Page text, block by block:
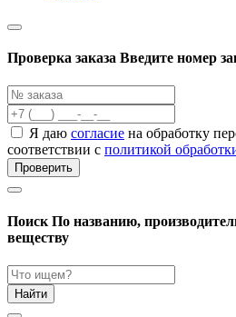
Проверка заказа Введите номер
Я даю согласие на обработку
соответствии с политикой
Проверить
Поиск По названию,
веществу
Найти